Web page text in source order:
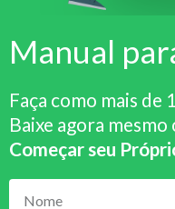
Manual
Faça como mais
Baixe agora mesmo
Começar seu